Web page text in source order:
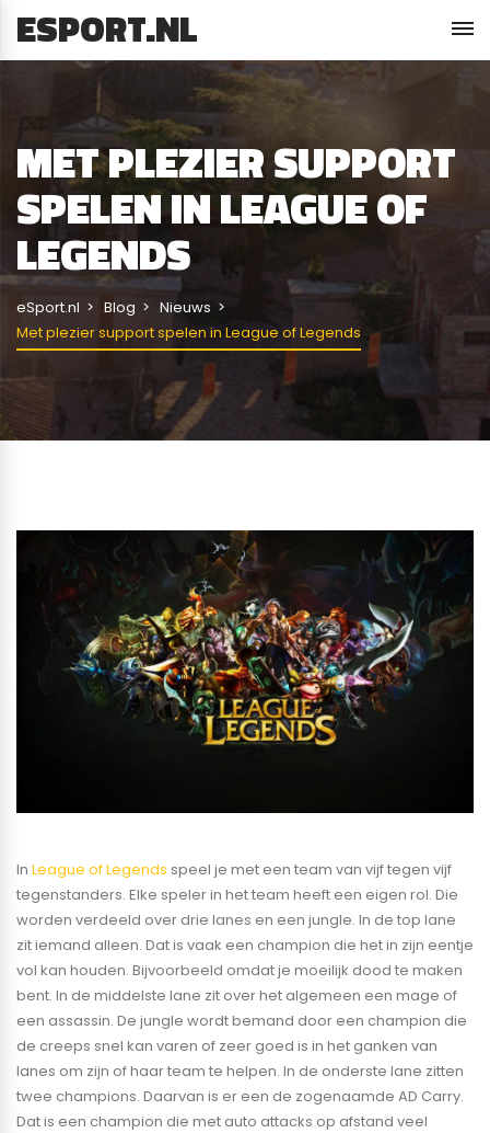
ESPORT.NL
MET PLEZIER SUPPORT
SPELEN IN LEAGUE OF
LEGENDS
eSport.nl Blog
Nieuws
Met plezier support spelen in League of Legends
In League of Legends speel je met een team van vijf tegen vijf
tegenstanders. Elke speler in het team heeft een eigen rol. Die
worden verdeeld over drie lanes en een jungle. In de top lane
zit iemand alleen. Dat is vaak een champion die het in zijn eentje
vol kan houden. Bijvoorbeeld omdat je moeilijk dood te maken
bent. In de middelste lane zit over het algemeen een mage of
een assassin. De jungle wordt bemand door een champion die
de creeps snel kan varen of zeer goed is in het ganken van
lanes om zijn of haar team te helpen. In de onderste lane zitten
twee champions. Daarvan is er een de zogenaamde AD Carry.
Dat is een champion die met auto attacks op afstand veel